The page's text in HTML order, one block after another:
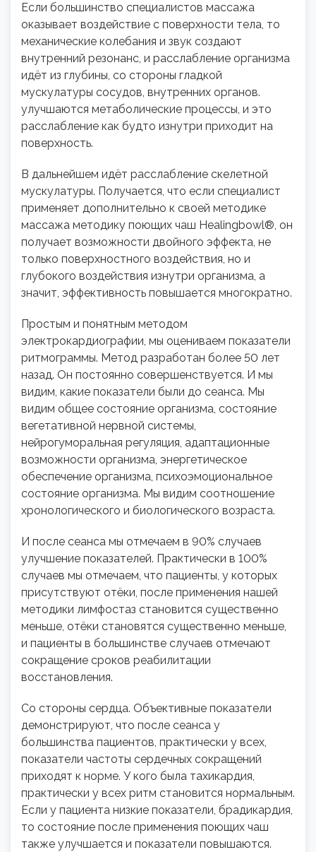
Если большинство специалистов массажа
оказывает воздействие с поверхности тела, то
механические колебания и звук создают
внутренний резонанс, и расслабление организма
идёт из глубины, со стороны гладкой
мускулатуры сосудов, внутренних органов.
улучшаются метаболические процессы, и это
расслабление как будто изнутри приходит на
поверхность.
В дальнейшем идёт расслабление скелетной
мускулатуры. Получается, что если специалист
применяет дополнительно к своей методике
массажа методику поющих чаш Healingbowl®, он
получает возможности двойного эффекта, не
только поверхностного воздействия, но и
глубокого воздействия изнутри организма, а
значит, эффективность повышается многократно.
Простым и понятным методом
электрокардиографии, мы оцениваем показатели
ритмограммы. Метод разработан более 50 лет
назад. Он постоянно совершенствуется. И мы
видим, какие показатели были до сеанса. Мы
видим общее состояние организма, состояние
вегетативной нервной системы,
нейрогуморальная регуляция, адаптационные
возможности организма, энергетическое
обеспечение организма, психоэмоциональное
состояние организма. Мы видим соотношение
хронологического и биологического возраста.
И после сеанса мы отмечаем в 90% случаев
улучшение показателей. Практически в 100%
случаев мы отмечаем, что пациенты, у которых
присутствуют отёки, после применения нашей
методики лимфостаз становится существенно
меньше, отёки становятся существенно меньше,
и пациенты в большинстве случаев отмечают
сокращение сроков реабилитации
восстановления.
Со стороны сердца. Объективные показатели
демонстрируют, что после сеанса у
большинства пациентов, практически у всех,
показатели частоты сердечных сокращений
приходят к норме. У кого была тахикардия,
практически у всех ритм становится нормальным.
Если у пациента низкие показатели, брадикардия,
то состояние после применения поющих чаш
также улучшается и показатели повышаются.